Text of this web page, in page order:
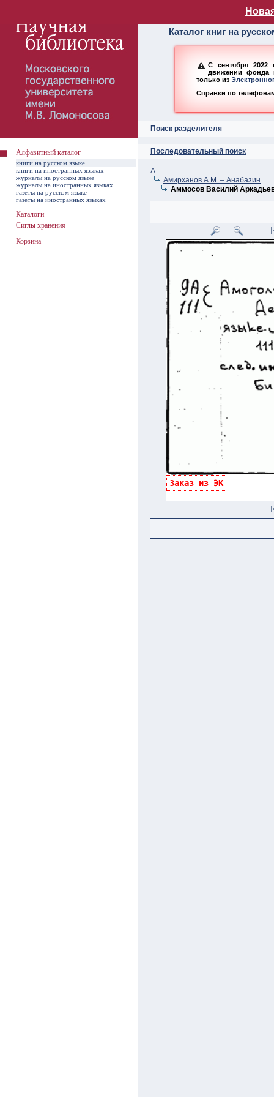
Алфавитный
Каталог книг на
С сентября 2022
движении фонда
только из
Справки по
Поиск разделителя
Последовательный поиск
А
Амирханов А.М. – Анабазин
Аммосов Василий
Заказ из ЭК
Алфавитный каталог
книги на русском языке
книги на иностранных языках
журналы на русском языке
журналы на иностранных языках
газеты на русском языке
газеты на иностранных языках
Каталоги
Сиглы хранения
Корзина